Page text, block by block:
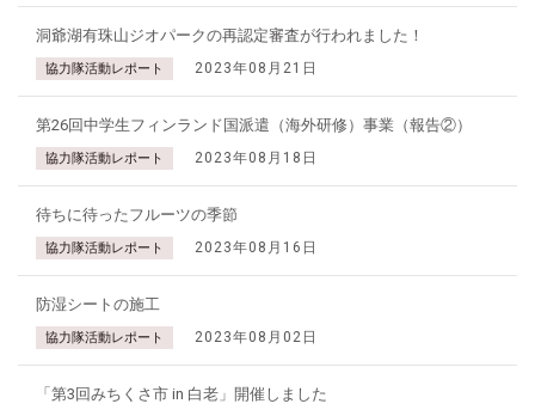
洞爺湖有珠山ジオパークの再認定審査が行われました！
協力隊活動レポート 2023年08月21日
第26回中学生フィンランド国派遣（海外研修）事業（報告②）
協力隊活動レポート 2023年08月18日
待ちに待ったフルーツの季節
協力隊活動レポート 2023年08月16日
防湿シートの施工
協力隊活動レポート 2023年08月02日
「第3回みちくさ市 in 白老」開催しました